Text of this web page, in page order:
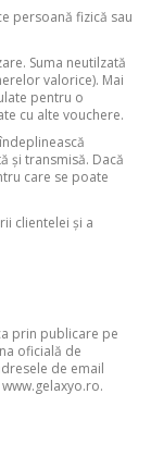
persoană fizică sau
Suma neutilzată
valorice). Mai
pentru o
cu alte vouchere.
și transmisă. Dacă
care se poate
clientelei și a
prin publicare pe
oficială de
de email